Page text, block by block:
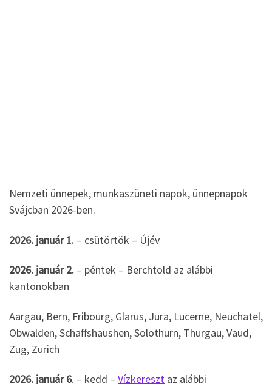
Nemzeti ünnepek, munkaszüneti napok, ünnepnapok
Svájcban 2026-ben.
2026. január 1. – csütörtök – Újév
2026. január 2. – péntek – Berchtold az alábbi
kantonokban
Aargau, Bern, Fribourg, Glarus, Jura, Lucerne, Neuchatel,
Obwalden, Schaffshaushen, Solothurn, Thurgau, Vaud,
Zug, Zurich
2026. január 6. – kedd – Vízkereszt az alábbi